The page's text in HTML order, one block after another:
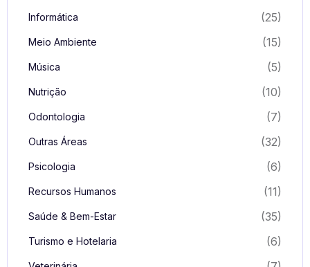
Informática (25)
Meio Ambiente (15)
Música (5)
Nutrição (10)
Odontologia (7)
Outras Áreas (32)
Psicologia (6)
Recursos Humanos (11)
Saúde & Bem-Estar (35)
Turismo e Hotelaria (6)